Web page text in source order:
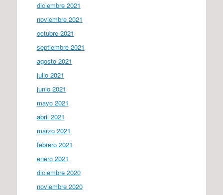
diciembre 2021
noviembre 2021
octubre 2021
septiembre 2021
agosto 2021
julio 2021
junio 2021
mayo 2021
abril 2021
marzo 2021
febrero 2021
enero 2021
diciembre 2020
noviembre 2020